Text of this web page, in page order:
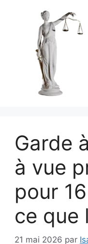
Garde
à vue
pour
ce que
21 mai 2026 par